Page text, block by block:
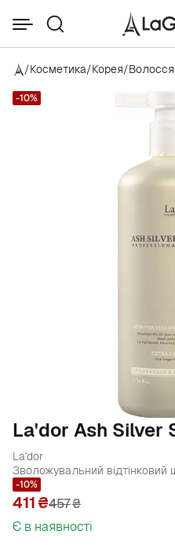
/Косметика/Корея/Волосся
-10%
La'dor Ash Silver
La'dor
Зволожувальний
-10%
411 457₴
Є в наявності